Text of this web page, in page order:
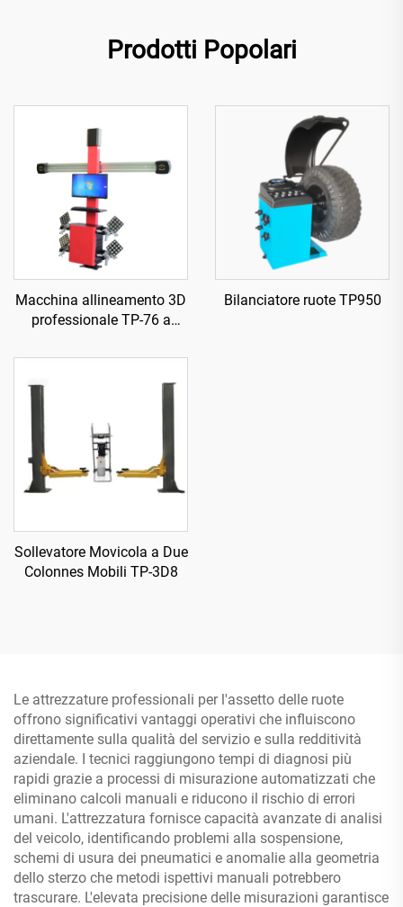
Prodotti Popolari
Macchina allineamento 3D
professionale TP-76 a
Bilanciatore ruote TP950
Sollevatore Movicola a Due
Colonnes Mobili TP-3D8
Le attrezzature professionali per l'assetto delle ruote
offrono significativi vantaggi operativi che influiscono
direttamente sulla qualità del servizio e sulla redditività
aziendale. I tecnici raggiungono tempi di diagnosi più
rapidi grazie a processi di misurazione automatizzati che
eliminano calcoli manuali e riducono il rischio di errori
umani. L'attrezzatura fornisce capacità avanzate di analisi
del veicolo, identificando problemi alla sospensione,
schemi di usura dei pneumatici e anomalie alla geometria
dello sterzo che metodi ispettivi manuali potrebbero
trascurare. L'elevata precisione delle misurazioni garantisce